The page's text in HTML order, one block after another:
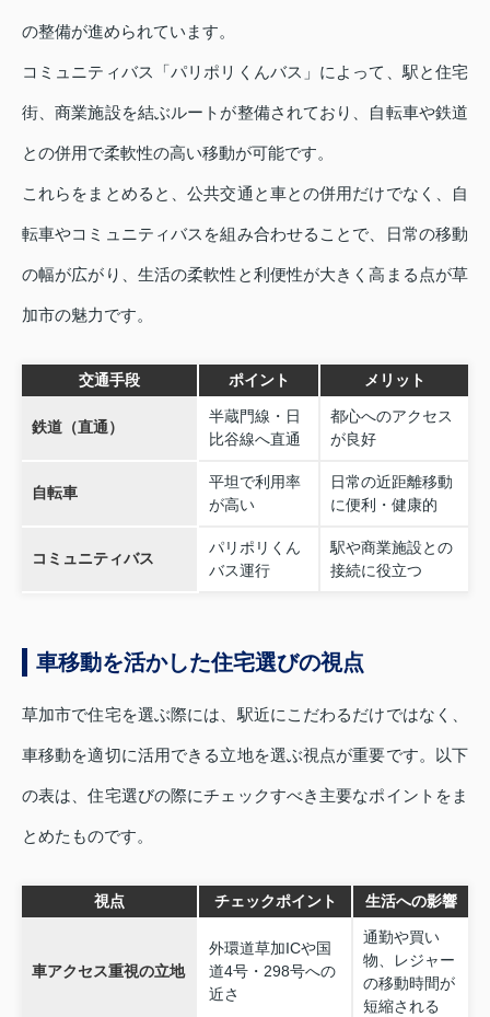
の整備が進められています。
コミュニティバス「パリポリくんバス」によって、駅と住宅
街、商業施設を結ぶルートが整備されており、自転車や鉄道
との併用で柔軟性の高い移動が可能です。
これらをまとめると、公共交通と車との併用だけでなく、自
転車やコミュニティバスを組み合わせることで、日常の移動
の幅が広がり、生活の柔軟性と利便性が大きく高まる点が草
加市の魅力です。
交通手段 ポイント メリット
鉄道（直通）
半蔵門線・日
比谷線へ直通
都心へのアクセス
が良好
自転車
平坦で利用率
が高い
日常の近距離移動
に便利・健康的
コミュニティバス
パリポリくん
バス運行
駅や商業施設との
接続に役立つ
車移動を活かした住宅選びの視点
草加市で住宅を選ぶ際には、駅近にこだわるだけではなく、
車移動を適切に活用できる立地を選ぶ視点が重要です。以下
の表は、住宅選びの際にチェックすべき主要なポイントをま
とめたものです。
視点 チェックポイント 生活への影響
車アクセス重視の立地
外環道草加ICや国
道4号・298号への
近さ
通勤や買い
物、レジャー
の移動時間が
短縮される